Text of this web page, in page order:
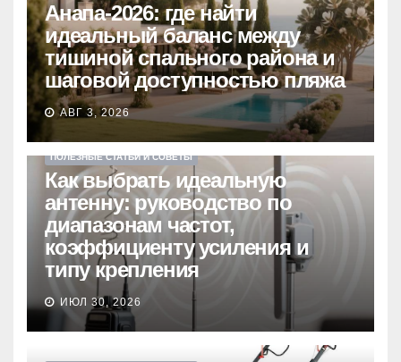
Анапа-2026: где найти
идеальный баланс между
тишиной спального района и
шаговой доступностью пляжа
АВГ 3, 2026
ПОЛЕЗНЫЕ СТАТЬИ И СОВЕТЫ
Как выбрать идеальную
антенну: руководство по
диапазонам частот,
коэффициенту усиления и
типу крепления
ИЮЛ 30, 2026